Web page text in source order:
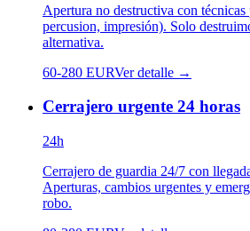
Apertura no destructiva con técnicas
percusion, impresión). Solo
alternativa.
60-280 EURVer detalle →
Cerrajero urgente 24 horas
24h
Cerrajero de guardia 24/7 con
Aperturas, cambios urgentes y
robo.